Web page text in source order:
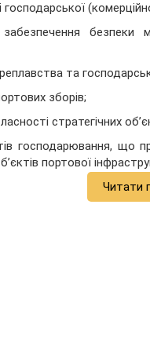
та
зборів;
стратегічних
господарювання,
портової
Читати